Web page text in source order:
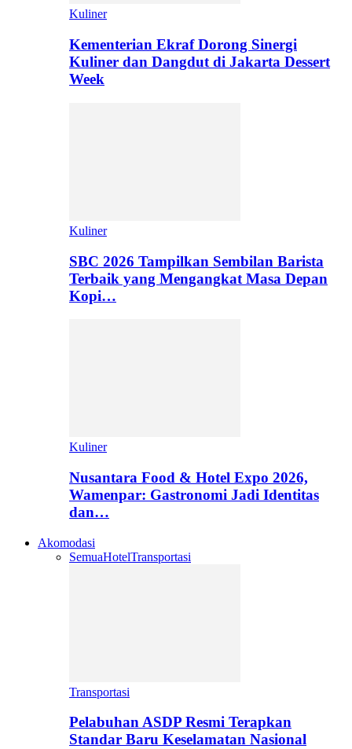
Kuliner
Kementerian Ekraf Dorong Sinergi
Kuliner dan Dangdut di Jakarta Dessert
Week
Kuliner
SBC 2026 Tampilkan Sembilan Barista
Terbaik yang Mengangkat Masa Depan
Kopi…
Kuliner
Nusantara Food & Hotel Expo 2026,
Wamenpar: Gastronomi Jadi Identitas
dan…
Akomodasi
SemuaHotelTransportasi
Transportasi
Pelabuhan ASDP Resmi Terapkan
Standar Baru Keselamatan Nasional